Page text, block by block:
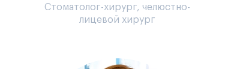
Стоматолог-хирург, челюстно-
лицевой хирург